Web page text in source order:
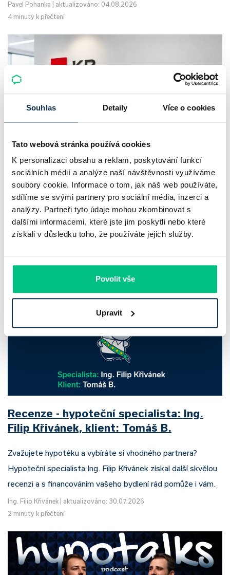
Souhlas Detaily Více o cookies
Tato webová stránka používá cookies
K personalizaci obsahu a reklam, poskytování funkcí
sociálních médií a analýze naší návštěvnosti využíváme
soubory cookie. Informace o tom, jak náš web používáte,
sdílíme se svými partnery pro sociální média, inzerci a
analýzy. Partneři tyto údaje mohou zkombinovat s
dalšími informacemi, které jste jim poskytli nebo které
získali v důsledku toho, že používáte jejich služby.
Povolit vše
Upravit
Pavel Pohanka
aktualizováno: 04.08.2026
4 minuty k přečtení
Komerční banka: pokles zisku
neznamená slabší banku
Komerční banka nabízí docela plastický obrázek dnešního
bankovního trhu. Na jedné straně jí podle zadaného rámce
klesl zisk na 8,5 miliardy korun, na druhé ale dál výrazně
Pavel Pohanka|aktualizováno: 31.07.2026
Recenze - hypoteční specialista: Ing.
Filip Křivánek, klient: Tomáš B.
Zvažujete hypotéku a vybíráte si vhodného partnera?
Hypoteční specialista Ing. Filip Křivánek získal další skvělou
recenzi a s financováním vašeho bydlení rád pomůže i vám.
Ing. Filip Křivánek
aktualizováno: 30.07.2026
2 minuty k přečtení